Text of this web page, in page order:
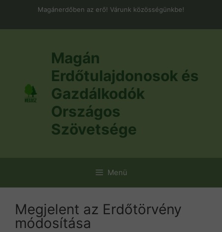
Magánerdőben az erő! Várunk közösségünkbe!
Magán
Erdőtulajdonosok és
Gazdálkodók
Országos
Szövetsége
Menü
Megjelent az Erdőtörvény
módosítása